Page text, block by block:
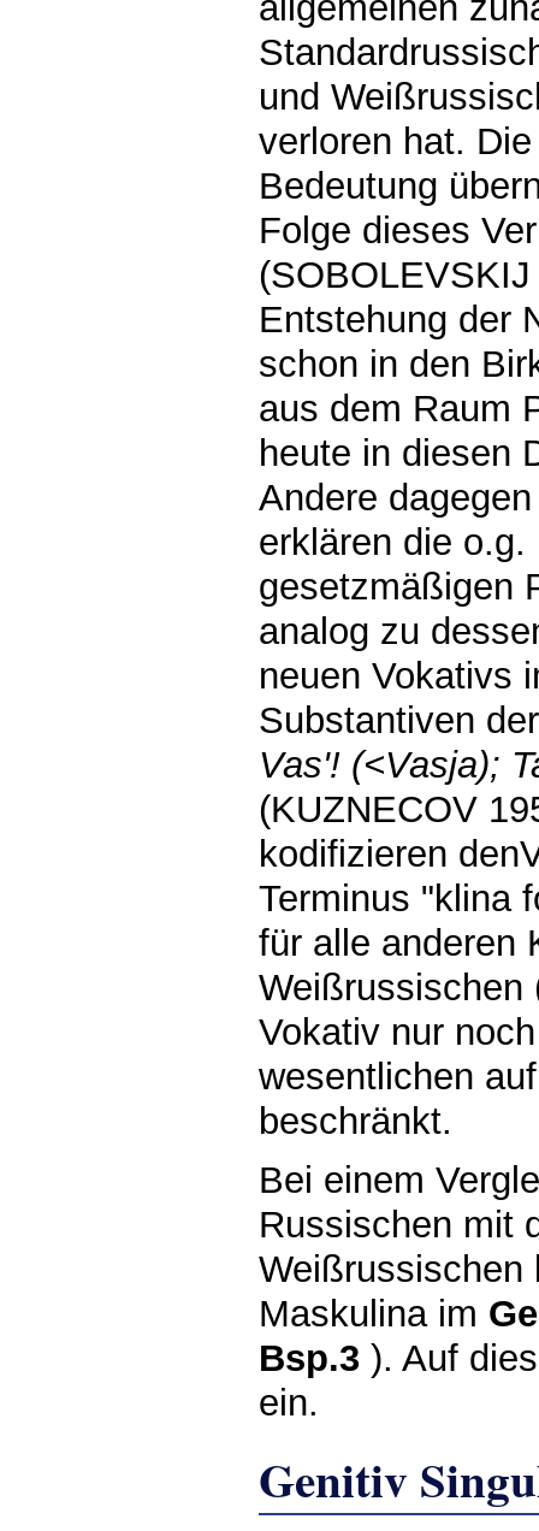
und
verloren hat.
Bedeutung
Folge dieses
Entstehung der
schon in den
aus dem Raum
heute in diesen
Andere
erklären die
gesetzmäßigen
analog zu
neuen Vokativs
Substantiven
Vas'! (<Vasja);
(KUZNECOV
kodifizieren
Terminus "klina
für alle anderen
Weißrussischen
Vokativ nur
wesentlichen
beschränkt.
Bei einem
Russischen mit
Weißrussischen
Maskulina im
Bsp.3 ). Auf
ein.
Genitiv